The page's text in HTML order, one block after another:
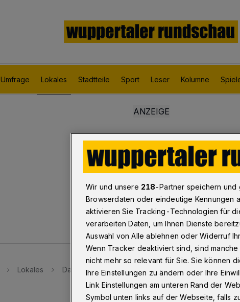
Umfrage Lokales Stadtteile Sport Leser Kolumne
Lokales Das Wuppertaler Polizeipräsidium ist saniert
Wir und unsere 218-Partner speichern
Browserdaten oder eindeutige Kennungen
aktivieren Sie Tracking-Technologien für
verarbeiten Daten, um Ihnen Dienste
Auswahl von Alle ablehnen oder Widerruf
Wenn Tracker deaktiviert sind, sind
nicht mehr so relevant für Sie. Sie können
Ihre Einstellungen zu ändern oder Ihre
Link Einstellungen am unteren Rand der
Symbol unten links auf der Webseite, falls